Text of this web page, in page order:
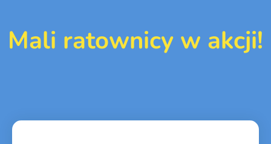
Mali ratownicy w akcji!